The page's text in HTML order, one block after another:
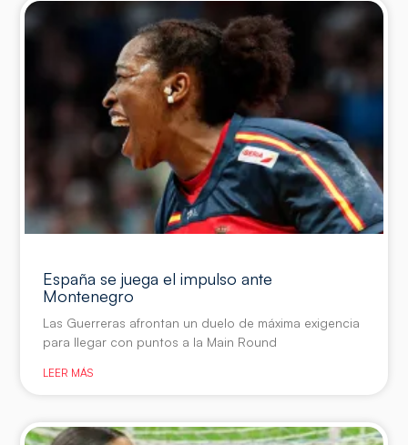
España se juega el impulso ante
Montenegro
Las Guerreras afrontan un duelo de máxima exigencia
para llegar con puntos a la Main Round
LEER MÁS